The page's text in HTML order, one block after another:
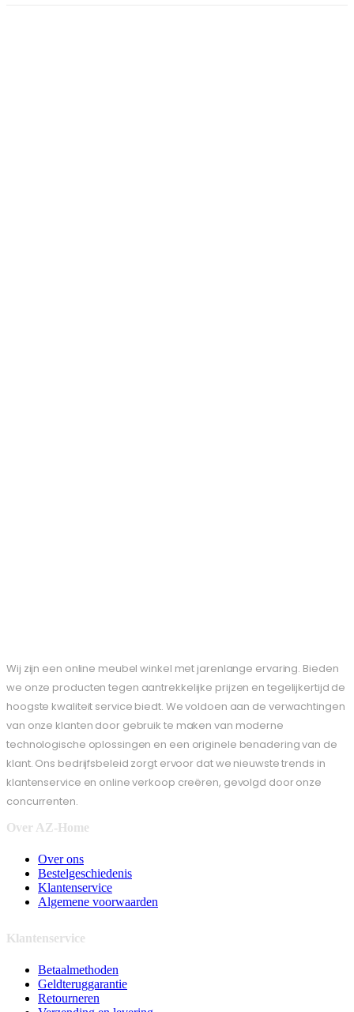
Wij zijn een online meubel winkel met jarenlange ervaring. Bieden
we onze producten tegen aantrekkelijke prijzen en tegelijkertijd de
hoogste kwaliteit service biedt. We voldoen aan de verwachtingen
van onze klanten door gebruik te maken van moderne
technologische oplossingen en een originele benadering van de
klant. Ons bedrijfsbeleid zorgt ervoor dat we nieuwste trends in
klantenservice en online verkoop creëren, gevolgd door onze
concurrenten.
Over AZ-Home
Over ons
Bestelgeschiedenis
Klantenservice
Algemene voorwaarden
Klantenservice
Betaalmethoden
Geldteruggarantie
Retourneren